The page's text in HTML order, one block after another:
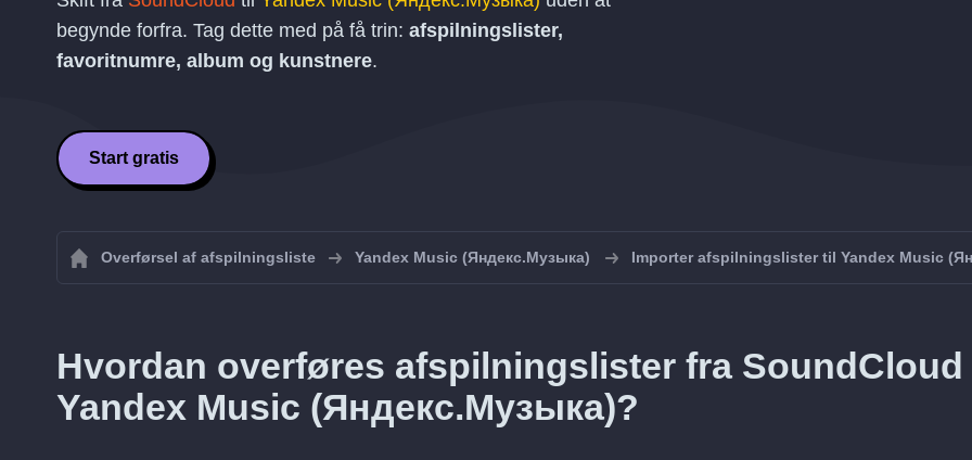
begynde forfra. Tag dette med på få trin: afspilningslister,
favoritnumre, album og kunstnere.
Start gratis
Overførsel af afspilningsliste Yandex Music (Яндекс.Музыка) Importer afspilningslister til Yandex Music
Hvordan overføres afspilningslister fra SoundCloud
Yandex Music (Яндекс.Музыка)?